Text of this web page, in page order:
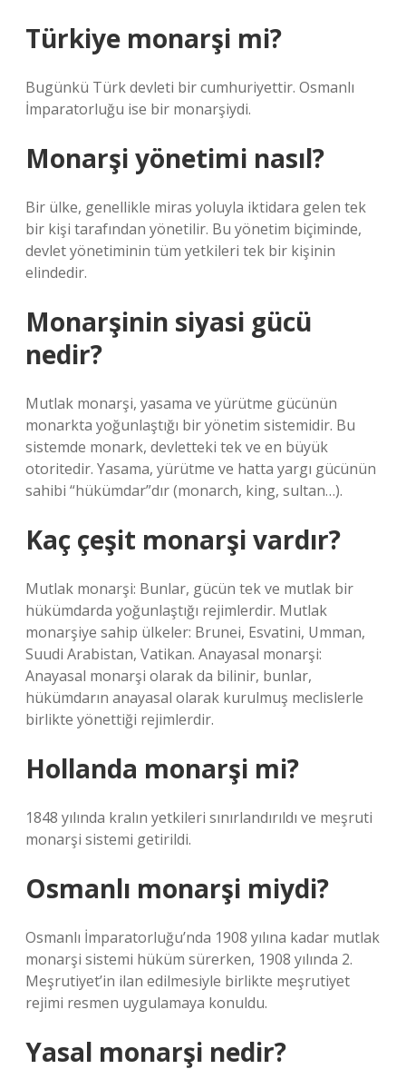
Türkiye monarşi mi?
Bugünkü Türk devleti bir cumhuriyettir. Osmanlı
İmparatorluğu ise bir monarşiydi.
Monarşi yönetimi nasıl?
Bir ülke, genellikle miras yoluyla iktidara gelen tek
bir kişi tarafından yönetilir. Bu yönetim biçiminde,
devlet yönetiminin tüm yetkileri tek bir kişinin
elindedir.
Monarşinin siyasi gücü
nedir?
Mutlak monarşi, yasama ve yürütme gücünün
monarkta yoğunlaştığı bir yönetim sistemidir. Bu
sistemde monark, devletteki tek ve en büyük
otoritedir. Yasama, yürütme ve hatta yargı gücünün
sahibi “hükümdar”dır (monarch, king, sultan…).
Kaç çeşit monarşi vardır?
Mutlak monarşi: Bunlar, gücün tek ve mutlak bir
hükümdarda yoğunlaştığı rejimlerdir. Mutlak
monarşiye sahip ülkeler: Brunei, Esvatini, Umman,
Suudi Arabistan, Vatikan. Anayasal monarşi:
Anayasal monarşi olarak da bilinir, bunlar,
hükümdarın anayasal olarak kurulmuş meclislerle
birlikte yönettiği rejimlerdir.
Hollanda monarşi mi?
1848 yılında kralın yetkileri sınırlandırıldı ve meşruti
monarşi sistemi getirildi.
Osmanlı monarşi miydi?
Osmanlı İmparatorluğu’nda 1908 yılına kadar mutlak
monarşi sistemi hüküm sürerken, 1908 yılında 2.
Meşrutiyet’in ilan edilmesiyle birlikte meşrutiyet
rejimi resmen uygulamaya konuldu.
Yasal monarşi nedir?